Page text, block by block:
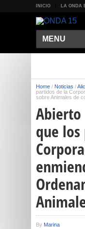
INICIO LA ONDA
MENU
Home / Noticias /
partidos de la
sobre Animales de
Abierto
que
By Marina